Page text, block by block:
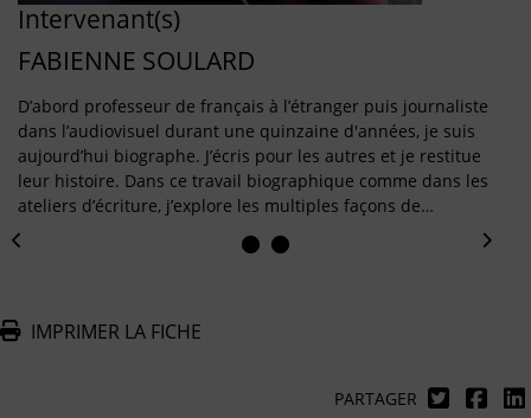
Intervenant(s)
FABIENNE SOULARD
D’abord professeur de français à l’étranger puis journaliste
dans l’audiovisuel durant une quinzaine d'années, je suis
aujourd’hui biographe. J’écris pour les autres et je restitue
leur histoire. Dans ce travail biographique comme dans les
ateliers d’écriture, j’explore les multiples façons de…
IMPRIMER LA FICHE
PARTAGER